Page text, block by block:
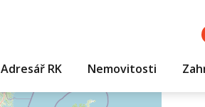
Adresář RK Nemovitosti